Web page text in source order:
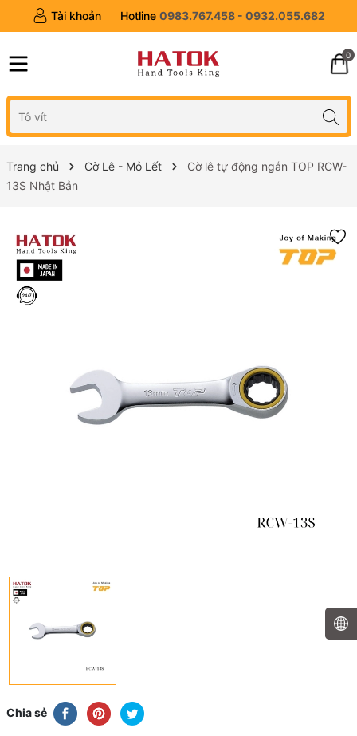
Tài khoản Hotline 0983.767.458 - 0932.055.682
0
Trang chủ Cờ Lê - Mỏ Lết
Cờ lê tự động ngắn TOP RCW-
13S Nhật Bản
Chia sẻ